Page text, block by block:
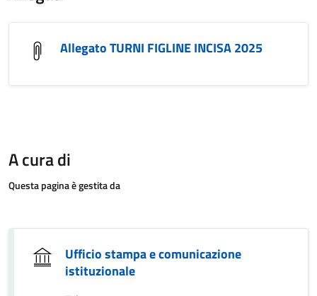
Allegato TURNI FIGLINE INCISA 2025
A cura di
Questa pagina è gestita da
Ufficio stampa e comunicazione
istituzionale